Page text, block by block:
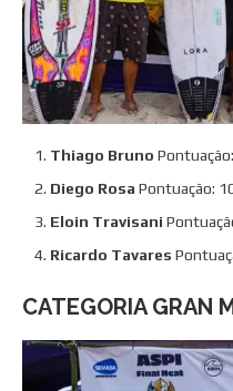
Thiago Bruno
Diego Rosa Pontuação:
Eloin Travisani
Ricardo Tavares
CATEGORIA GRAN